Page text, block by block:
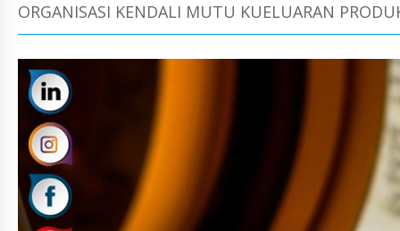
ORGANISASI KENDALI MUTU KUELUARAN